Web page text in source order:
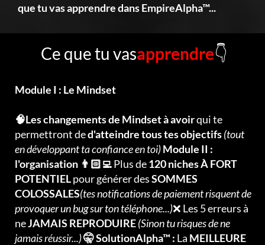
que tu vas apprendre dans EmpireAlpha™...
Ce que tu vasapprendre👇
Module I : Le Mindset
🧠Les changements de Mindset à avoirqui te
permettront ded'atteindre tous tes objectifs(tout
en développant ta confiance en toi)Module II :
l'organisation 👨🏻‍💻Plus de120 niches À FORT
POTENTIELpour générer desSOMMES
COLOSSALES(tes notifications de paiement risquent de
provoquer un bug sur ton téléphone...)❌ Les 5 erreurs à
neJAMAIS REPRODUIRE(Sinon tu risques de ne
jamais réussir...)🤫 SolutionAlpha™ : La MEILLEURE